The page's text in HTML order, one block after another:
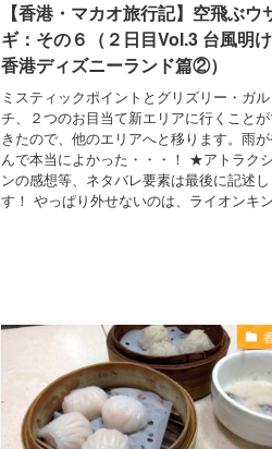
【香港・マカオ旅行記】空飛ぶウ
ギ：その６（２日目Vol.3 台風明
香港ディズニーランド篇②）
ミスティックポイントとグリズリー・ガル
チ、２つのお目当て新エリアに行くこと
きたので、他のエリアへと移ります。雨
んで本当によかった・・・！ ★アトラク
ンの感想等、ネタバレ要素は最後に記述し
す！ やっぱり外せないのは、ライオンキ